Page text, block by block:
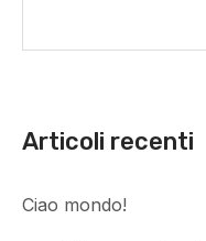
Articoli recenti
Ciao mondo!